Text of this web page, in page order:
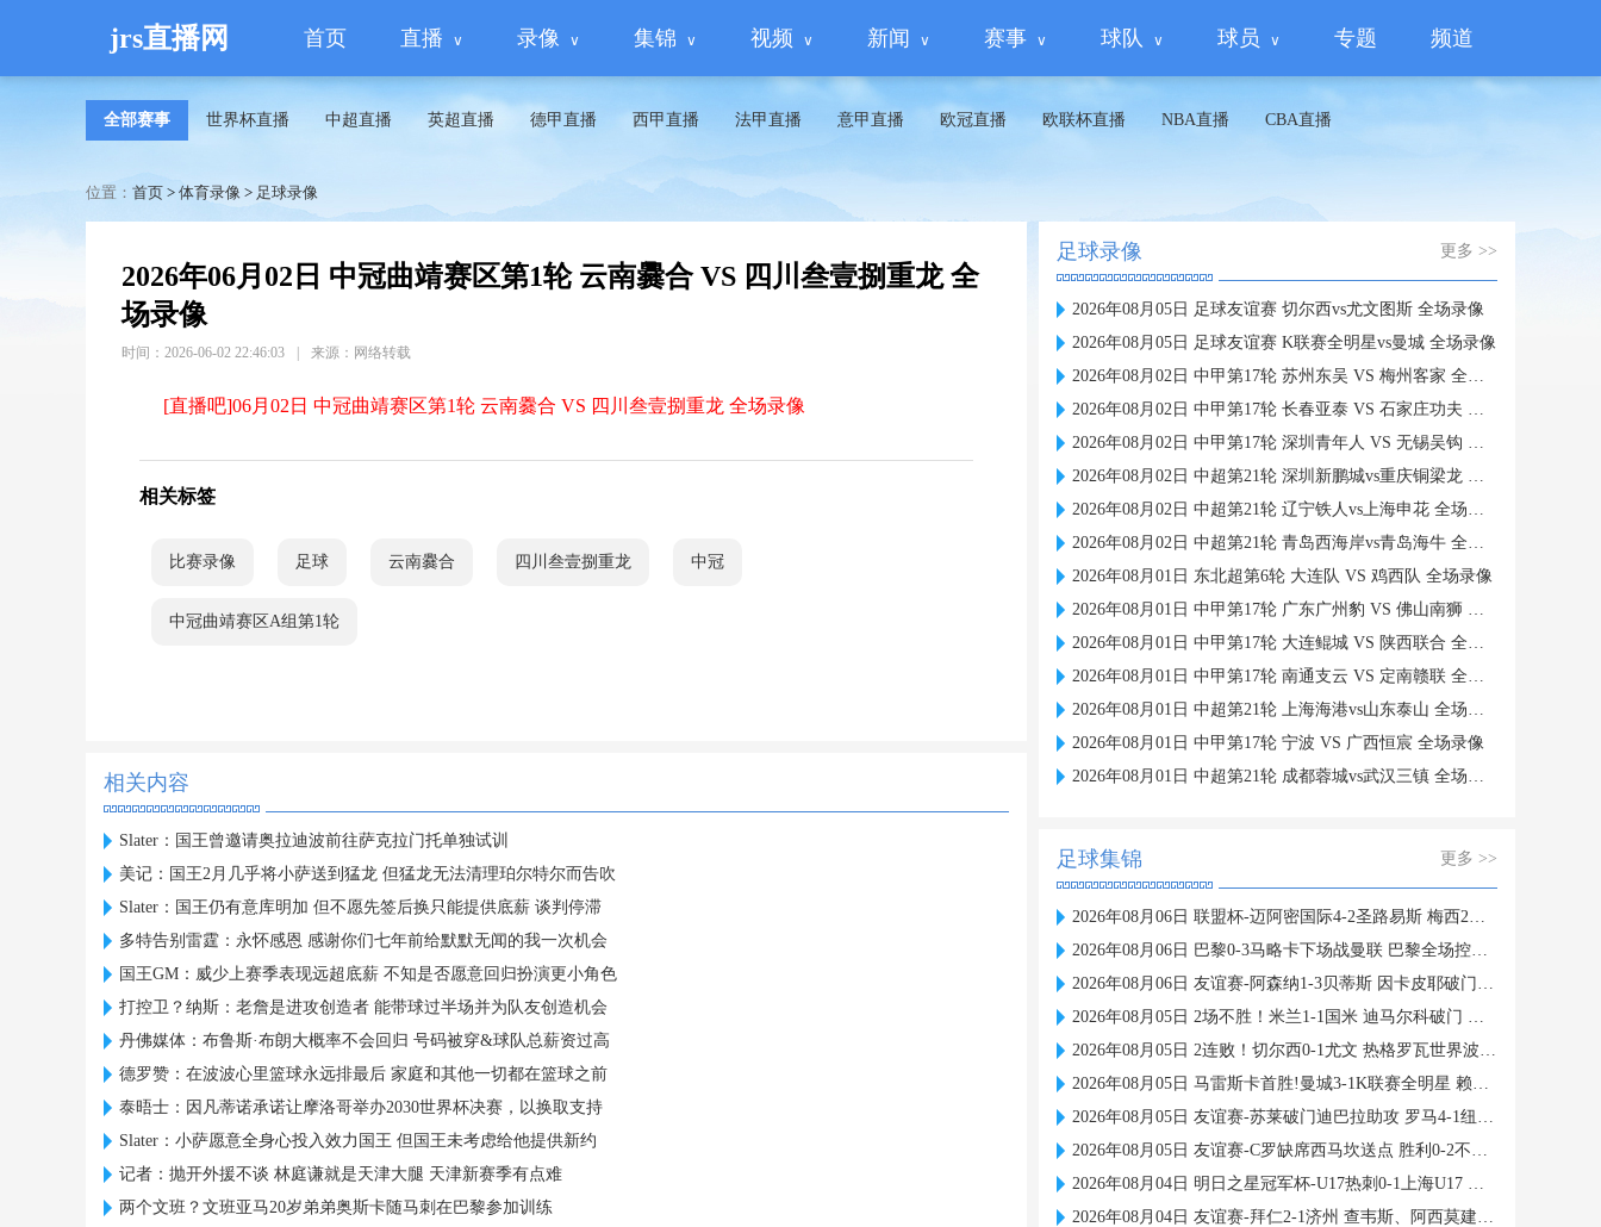
jrs直播网 首页 直播 录像 集锦 视频 新闻 赛事 球队 球员 专题 频道
全部赛事 世界杯直播 中超直播 英超直播 德甲直播 西甲直播 法甲直播 意甲直播 欧冠直播 欧联杯直播 NBA直播 CBA直播
位置： 首页 > 体育录像 > 足球录像
2026年06月02日 中冠曲靖赛区第1轮 云南爨合 VS 四川叁壹捌重龙 全
场录像
时间：2026-06-02 22:46:03 来源：网络转载
[直播吧]06月02日 中冠曲靖赛区第1轮 云南爨合 VS 四川叁壹捌重龙 全场录像
相关标签
比赛录像 足球 云南爨合 四川叁壹捌重龙 中冠
中冠曲靖赛区A组第1轮
相关内容
Slater：国王曾邀请奥拉迪波前往萨克拉门托单独试训
美记：国王2月几乎将小萨送到猛龙 但猛龙无法清理珀尔特尔而告吹
Slater：国王仍有意库明加 但不愿先签后换只能提供底薪 谈判停滞
多特告别雷霆：永怀感恩 感谢你们七年前给默默无闻的我一次机会
国王GM：威少上赛季表现远超底薪 不知是否愿意回归扮演更小角色
打控卫？纳斯：老詹是进攻创造者 能带球过半场并为队友创造机会
丹佛媒体：布鲁斯·布朗大概率不会回归 号码被穿&球队总薪资过高
德罗赞：在波波心里篮球永远排最后 家庭和其他一切都在篮球之前
泰晤士：因凡蒂诺承诺让摩洛哥举办2030世界杯决赛，以换取支持
Slater：小萨愿意全身心投入效力国王 但国王未考虑给他提供新约
记者：抛开外援不谈 林庭谦就是天津大腿 天津新赛季有点难
两个文班？文班亚马20岁弟弟奥斯卡随马刺在巴黎参加训练
足球录像 更多 >>
2026年08月05日 足球友谊赛 切尔西vs尤文图斯 全场录像
2026年08月05日 足球友谊赛 K联赛全明星vs曼城 全场录像
2026年08月02日 中甲第17轮 苏州东吴 VS 梅州客家 全场录像
2026年08月02日 中甲第17轮 长春亚泰 VS 石家庄功夫 全场录像
2026年08月02日 中甲第17轮 深圳青年人 VS 无锡吴钩 全场录像
2026年08月02日 中超第21轮 深圳新鹏城vs重庆铜梁龙 全场录像
2026年08月02日 中超第21轮 辽宁铁人vs上海申花 全场录像
2026年08月02日 中超第21轮 青岛西海岸vs青岛海牛 全场录像
2026年08月01日 东北超第6轮 大连队 VS 鸡西队 全场录像
2026年08月01日 中甲第17轮 广东广州豹 VS 佛山南狮 全场录像
2026年08月01日 中甲第17轮 大连鲲城 VS 陕西联合 全场录像
2026年08月01日 中甲第17轮 南通支云 VS 定南赣联 全场录像
2026年08月01日 中超第21轮 上海海港vs山东泰山 全场录像
2026年08月01日 中甲第17轮 宁波 VS 广西恒宸 全场录像
2026年08月01日 中超第21轮 成都蓉城vs武汉三镇 全场录像
足球集锦 更多 >>
2026年08月06日 联盟杯-迈阿密国际4-2圣路易斯 梅西2射1传 阿伦助攻戴帽
2026年08月06日 巴黎0-3马略卡下场战曼联 巴黎全场控球近6成+8射3正未果
2026年08月06日 友谊赛-阿森纳1-3贝蒂斯 因卡皮耶破门难救主 福纳尔斯1射2传
2026年08月05日 2场不胜！米兰1-1国米 迪马尔科破门 恩昆库造点+点射拉莫斯登场
2026年08月05日 2连败！切尔西0-1尤文 热格罗瓦世界波制胜穆德里克时隔614天复出
2026年08月05日 马雷斯卡首胜!曼城3-1K联赛全明星 赖因德斯努里破门塞梅尼奥助攻
2026年08月05日 友谊赛-苏莱破门迪巴拉助攻 罗马4-1纽波特郡
2026年08月05日 友谊赛-C罗缺席西马坎送点 胜利0-2不敌阿尔梅里亚
2026年08月04日 明日之星冠军杯-U17热刺0-1上海U17 李文博制胜球
2026年08月04日 友谊赛-拜仁2-1济州 查韦斯、阿西莫建功马特乌斯彩虹过人送助攻